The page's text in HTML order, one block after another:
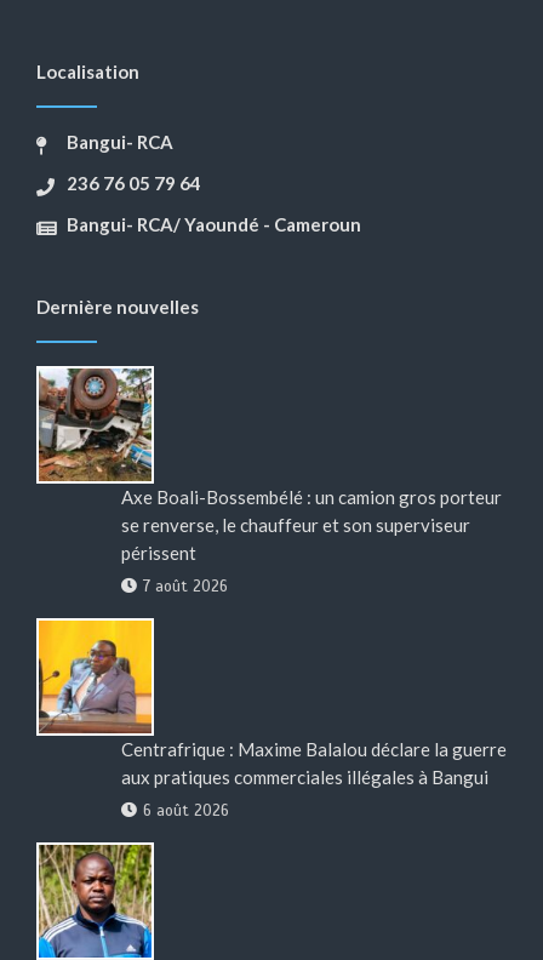
Localisation
Bangui- RCA
236 76 05 79 64
Bangui- RCA/ Yaoundé - Cameroun
Dernière nouvelles
Axe Boali-Bossembélé : un camion gros porteur
se renverse, le chauffeur et son superviseur
périssent
7 août 2026
Centrafrique : Maxime Balalou déclare la guerre
aux pratiques commerciales illégales à Bangui
6 août 2026